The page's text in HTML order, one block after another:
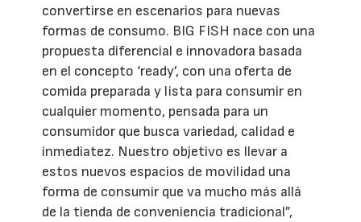
convertirse en escenarios para nuevas
formas de consumo. BIG FISH nace con una
propuesta diferencial e innovadora basada
en el concepto ‘ready’, con una oferta de
comida preparada y lista para consumir en
cualquier momento, pensada para un
consumidor que busca variedad, calidad e
inmediatez. Nuestro objetivo es llevar a
estos nuevos espacios de movilidad una
forma de consumir que va mucho más allá
de la tienda de conveniencia tradicional”,